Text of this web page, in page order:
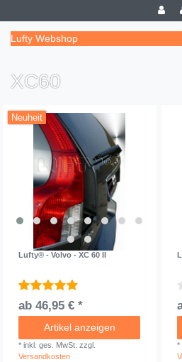
Lufty Webshop
XC60
Neuheit
Lufty® - Volvo - XC 60 II
ab 46,95 € *
Artikel anzeigen
* inkl. ges. MwSt. zzgl.
Versandkosten
*